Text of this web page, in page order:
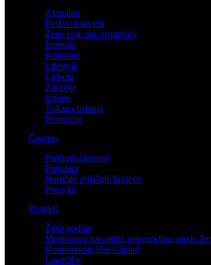
Aktualno
Poslovni savjeti
Žene koje nas inspiriraju
Intervjui
Kolumne
Lifestyle
Ljepota
Zdravlje
Knjige
Tiskana izdanja
Promocije
Časopis
Prethodni brojevi
Pretplata
Naručite prijašnje brojeve
Press kit
Projekti
Žena godine
Mentorstvo kao oblik networkinga među
Konferencija Her Capital
Learn2be